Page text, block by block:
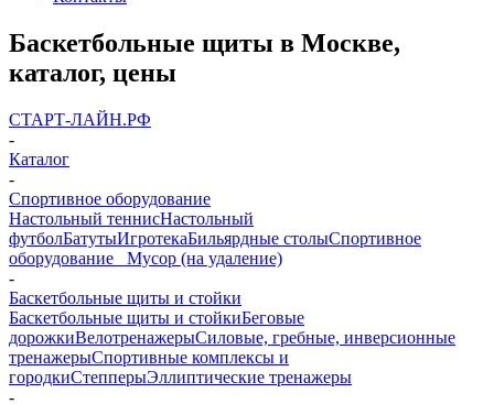
Баскетбольные щиты в Москве,
каталог, цены
СТАРТ-ЛАЙН.РФ
-
Каталог
-
Спортивное оборудование
Настольный теннисНастольный
футболБатутыИгротекаБильярдные столыСпортивное
оборудование _ Мусор (на удаление)
-
Баскетбольные щиты и стойки
Баскетбольные щиты и стойкиБеговые
дорожкиВелотренажерыСиловые, гребные, инверсионные
тренажерыСпортивные комплексы и
городкиСтепперыЭллиптические тренажеры
-